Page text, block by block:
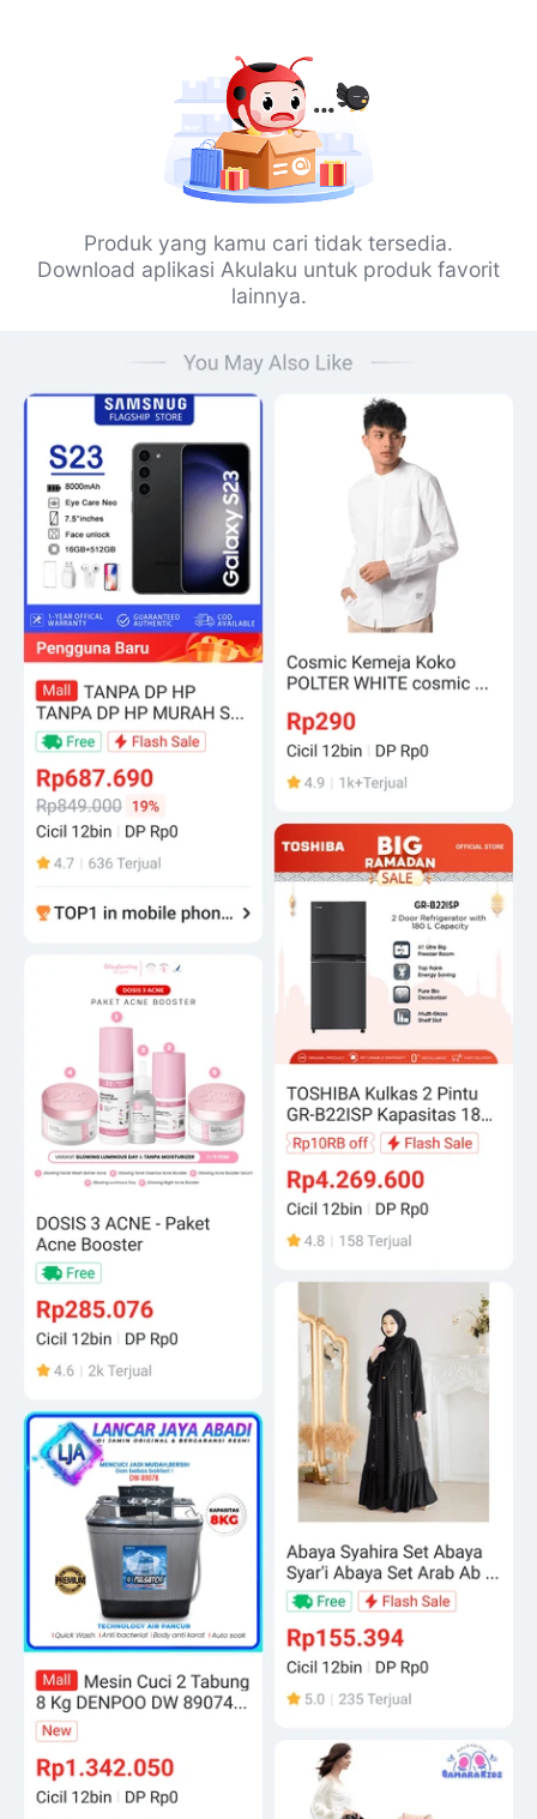
Produk yang kamu cari tidak tersedia.
Download aplikasi Akulaku untuk produk favorit
lainnya.